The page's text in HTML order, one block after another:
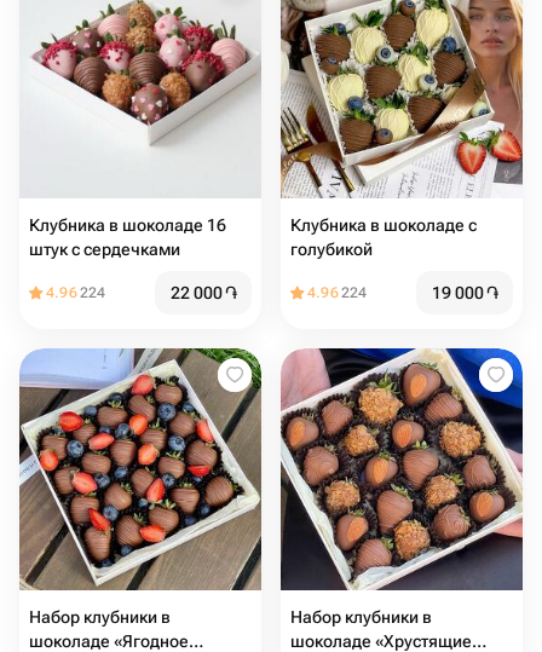
Клубника в шоколаде 16
штук с сердечками
4.96224 22 000֏
Клубника в шоколаде с
голубикой
4.96224 19 000֏
Набор клубники в
шоколаде «Ягодное
Набор клубники в
шоколаде «Хрустящие